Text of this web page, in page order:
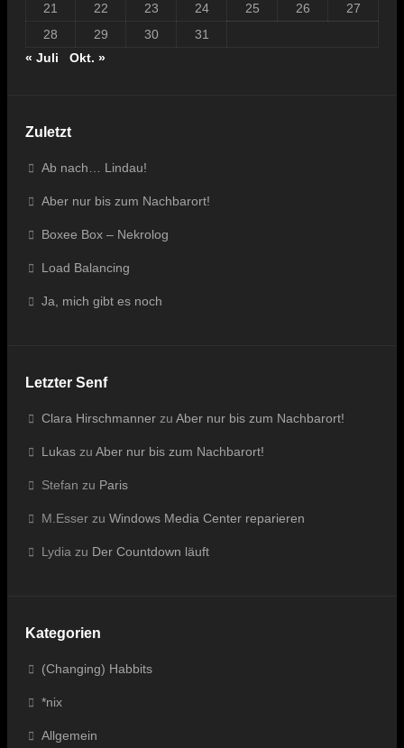
21
22 23 24 25 26
27
28
29 30
31
« Juli
Okt. »
Zuletzt
Ab nach… Lindau!
Aber nur bis zum Nachbarort!
Boxee Box – Nekrolog
Load Balancing
Ja, mich gibt es noch
Letzter Senf
Clara Hirschmanner zu Aber nur bis zum Nachbarort!
Lukas zu Aber nur bis zum Nachbarort!
Stefan zu Paris
M.Esser zu Windows Media Center reparieren
Lydia zu Der Countdown läuft
Kategorien
(Changing) Habbits
*nix
Allgemein